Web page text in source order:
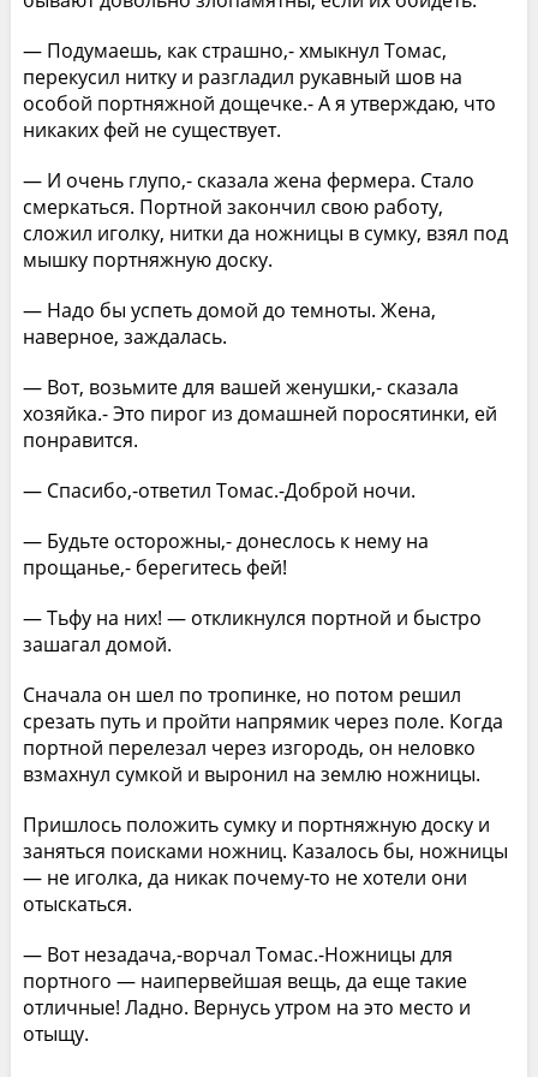
— Подумаешь, как страшно,- хмыкнул Томас,
перекусил нитку и разгладил рукавный шов на
особой портняжной дощечке.- А я утверждаю, что
никаких фей не существует.
— И очень глупо,- сказала жена фермера. Стало
смеркаться. Портной закончил свою работу,
сложил иголку, нитки да ножницы в сумку, взял под
мышку портняжную доску.
— Надо бы успеть домой до темноты. Жена,
наверное, заждалась.
— Вот, возьмите для вашей женушки,- сказала
хозяйка.- Это пирог из домашней поросятинки, ей
понравится.
— Спасибо,-ответил Томас.-Доброй ночи.
— Будьте осторожны,- донеслось к нему на
прощанье,- берегитесь фей!
— Тьфу на них! — откликнулся портной и быстро
зашагал домой.
Сначала он шел по тропинке, но потом решил
срезать путь и пройти напрямик через поле. Когда
портной перелезал через изгородь, он неловко
взмахнул сумкой и выронил на землю ножницы.
Пришлось положить сумку и портняжную доску и
заняться поисками ножниц. Казалось бы, ножницы
— не иголка, да никак почему-то не хотели они
отыскаться.
— Вот незадача,-ворчал Томас.-Ножницы для
портного — наипервейшая вещь, да еще такие
отличные! Ладно. Вернусь утром на это место и
отыщу.